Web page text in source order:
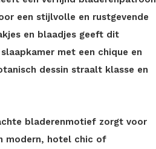
een stijlvolle en rustgevende
en blaadjes geeft dit
met een chique en
dessin straalt klasse en
bladerenmotief zorgt voor
modern, hotel chic of